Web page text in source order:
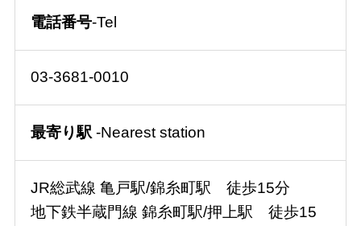
電話番号-Tel
03-3681-0010
最寄り駅-Nearest station
JR総武線 亀戸駅/錦糸町駅 徒歩15分
地下鉄半蔵門線 錦糸町駅/押上駅 徒歩15